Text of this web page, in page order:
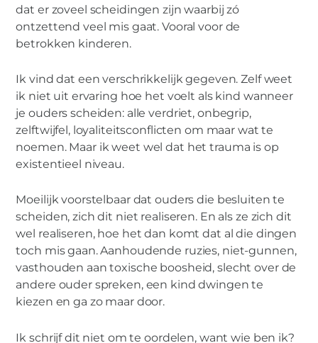
VROUW
De Beste Ex
dat er zoveel scheidingen zijn waarbij zó
ontzettend veel mis gaat. Vooral voor de
betrokken kinderen.
Ik vind dat een verschrikkelijk gegeven. Zelf weet
ik niet uit ervaring hoe het voelt als kind wanneer
je ouders scheiden: alle verdriet, onbegrip,
zelftwijfel, loyaliteitsconflicten om maar wat te
noemen. Maar ik weet wel dat het trauma is op
existentieel niveau.
Moeilijk voorstelbaar dat ouders die besluiten te
scheiden, zich dit niet realiseren. En als ze zich dit
wel realiseren, hoe het dan komt dat al die dingen
toch mis gaan. Aanhoudende ruzies, niet-gunnen,
vasthouden aan toxische boosheid, slecht over de
andere ouder spreken, een kind dwingen te
kiezen en ga zo maar door.
Ik schrijf dit niet om te oordelen, want wie ben ik?